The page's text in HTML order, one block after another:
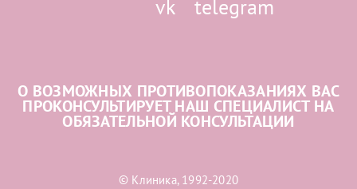
О ВОЗМОЖНЫХ ПРОТИВОПОКАЗАНИЯХ ВАС
ПРОКОНСУЛЬТИРУЕТ НАШ СПЕЦИАЛИСТ НА
ОБЯЗАТЕЛЬНОЙ КОНСУЛЬТАЦИИ
© Клиника, 1992-2020